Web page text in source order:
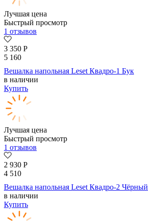
Лучшая цена
Быстрый просмотр
1 отзывов
3 350 Р
5 160
Вешалка напольная Leset Квадро-1 Бук
в наличии
Купить
Лучшая цена
Быстрый просмотр
1 отзывов
2 930 Р
4 510
Вешалка напольная Leset Квадро-2 Чёрный
в наличии
Купить